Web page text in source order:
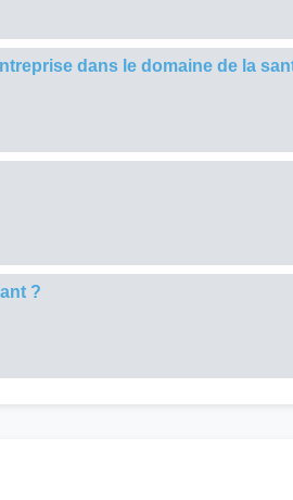
dans le domaine de la
?